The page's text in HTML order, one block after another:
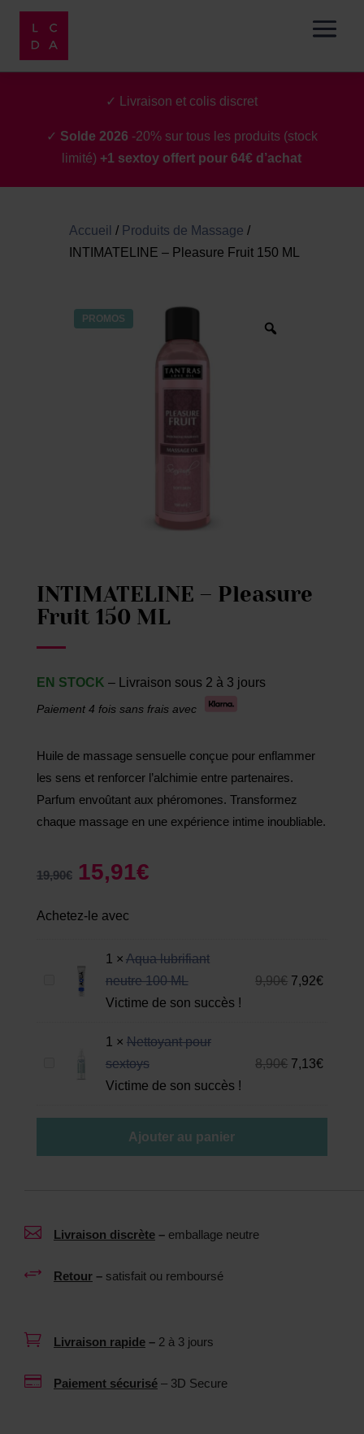
✓ Livraison et colis discret
✓ Solde 2026 -20% sur tous les produits (stock
limité) +1 sextoy offert pour 64€ d’achat
Accueil / Produits de Massage /
INTIMATELINE – Pleasure Fruit 150 ML
PROMOS
INTIMATELINE – Pleasure
Fruit 150 ML
EN STOCK – Livraison sous 2 à 3 jours
Paiement 4 fois sans frais avec
Huile de massage sensuelle conçue pour enflammer
les sens et renforcer l’alchimie entre partenaires.
Parfum envoûtant aux phéromones. Transformez
chaque massage en une expérience intime inoubliable.
19,90€ 15,91€
Achetez-le avec
i
u
r
1 × Aqua lubrifiant
neutre 100 ML
Victime de son succès !
9,90€ 7,92€
t
1 × Nettoyant pour
sextoys
Victime de son succès !
8,90€ 7,13€
Ajouter au panier
 Livraison discrète – emballage neutre
+ Retour – satisfait ou remboursé
 Livraison rapide – 2 à 3 jours
 Paiement sécurisé – 3D Secure